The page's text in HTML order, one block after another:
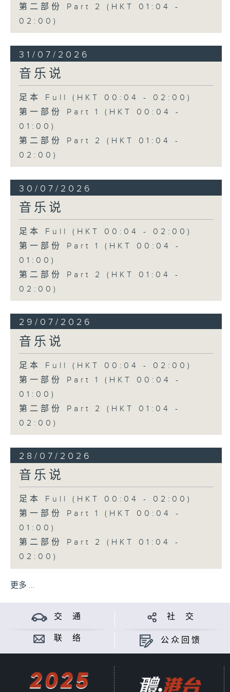
第二部份 Part 2 (HKT 01:04 -
02:00)
31/07/2026
音乐说
足本 Full (HKT 00:04 - 02:00)
第一部份 Part 1 (HKT 00:04 -
01:00)
第二部份 Part 2 (HKT 01:04 -
02:00)
30/07/2026
音乐说
足本 Full (HKT 00:04 - 02:00)
第一部份 Part 1 (HKT 00:04 -
01:00)
第二部份 Part 2 (HKT 01:04 -
02:00)
29/07/2026
音乐说
足本 Full (HKT 00:04 - 02:00)
第一部份 Part 1 (HKT 00:04 -
01:00)
第二部份 Part 2 (HKT 01:04 -
02:00)
28/07/2026
音乐说
足本 Full (HKT 00:04 - 02:00)
第一部份 Part 1 (HKT 00:04 -
01:00)
第二部份 Part 2 (HKT 01:04 -
02:00)
更多 ...
交 通 社 交
联 络 公众回馈